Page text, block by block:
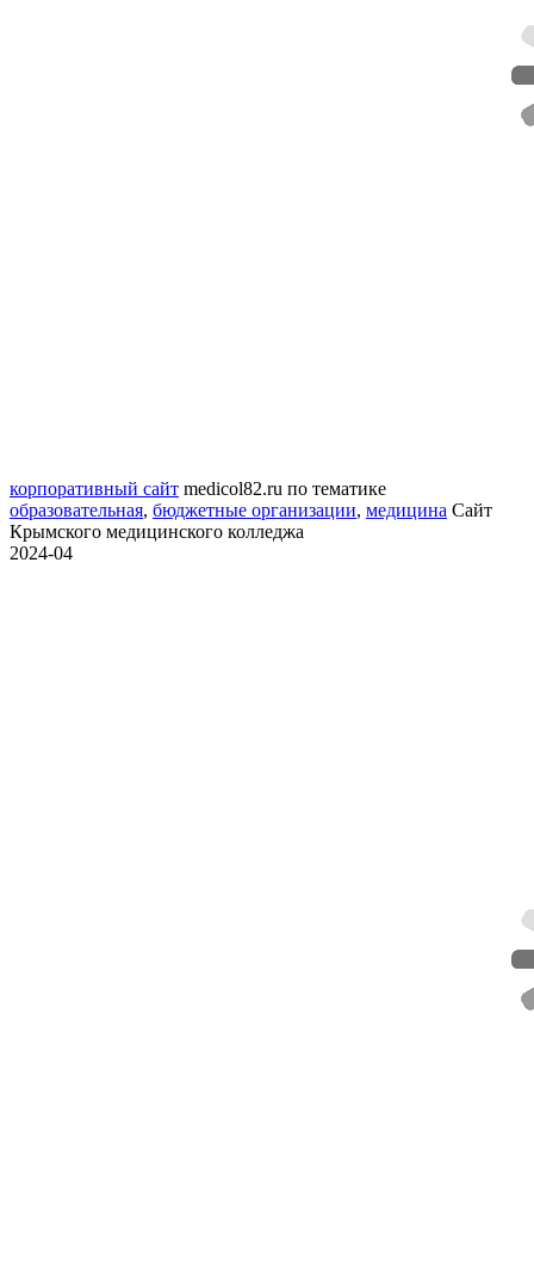
корпоративный сайт medicol82.ru по тематике
образовательная, бюджетные организации, медицина Сайт
Крымского медицинского колледжа
2024-04